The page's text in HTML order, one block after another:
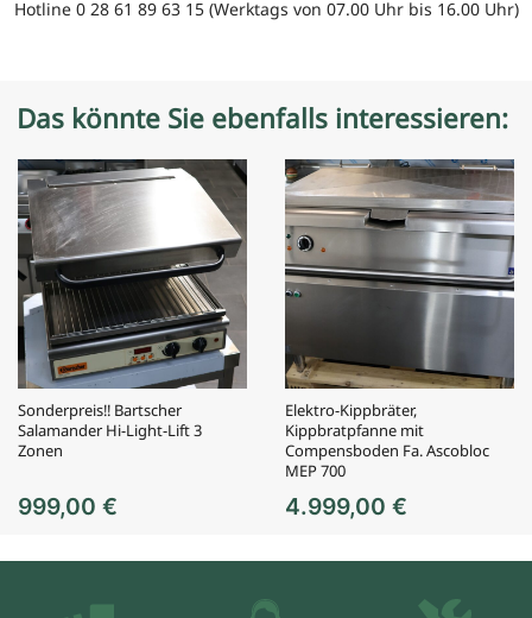
Hotline 0 28 61 89 63 15 (Werktags von 07.00 Uhr bis 16.00 Uhr)
Das könnte Sie ebenfalls interessieren:
Sonderpreis!! Bartscher
Salamander Hi-Light-Lift 3
Zonen
999,00€
Elektro-Kippbräter,
Kippbratpfanne mit
Compensboden Fa. Ascobloc
MEP 700
4.999,00 €